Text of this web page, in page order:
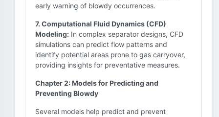
early warning of blowdy occurrences.
7. Computational Fluid Dynamics (CFD)
Modeling: In complex separator designs, CFD
simulations can predict flow patterns and
identify potential areas prone to gas carryover,
providing insights for preventative measures.
Chapter 2: Models for Predicting and
Preventing Blowdy
Several models help predict and prevent